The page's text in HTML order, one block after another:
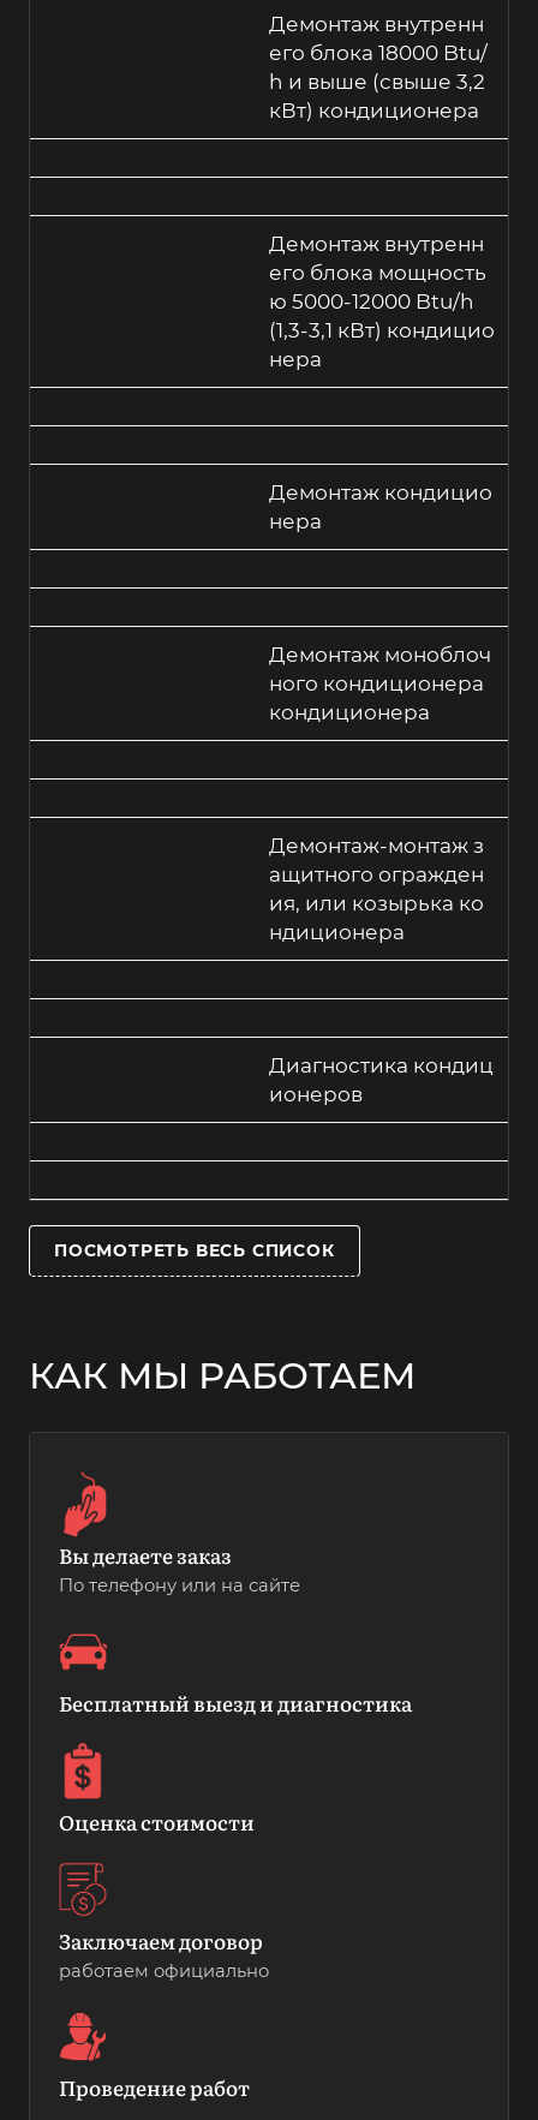
Демонтаж внутренн
его блока 18000 Btu/
h и выше (свыше 3,2
кВт) кондиционера
Демонтаж внутренн
его блока мощность
ю 5000-12000 Btu/h
(1,3-3,1 кВт) кондицио
нера
Демонтаж кондицио
нера
Демонтаж моноблоч
ного кондиционера
кондиционера
Демонтаж-монтаж з
ащитного огражден
ия, или козырька ко
ндиционера
Диагностика кондиц
ионеров
ПОСМОТРЕТЬ ВЕСЬ СПИСОК
КАК МЫ РАБОТАЕМ
Вы делаете заказ
По телефону или на сайте
Бесплатный выезд и диагностика
Оценка стоимости
Заключаем договор
работаем официально
Проведение работ